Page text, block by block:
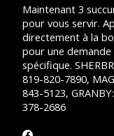
Maintenant 3
pour vous servir.
directement à la
pour une demande
spécifique.
819-820-7890,
843-5123,
378-2686